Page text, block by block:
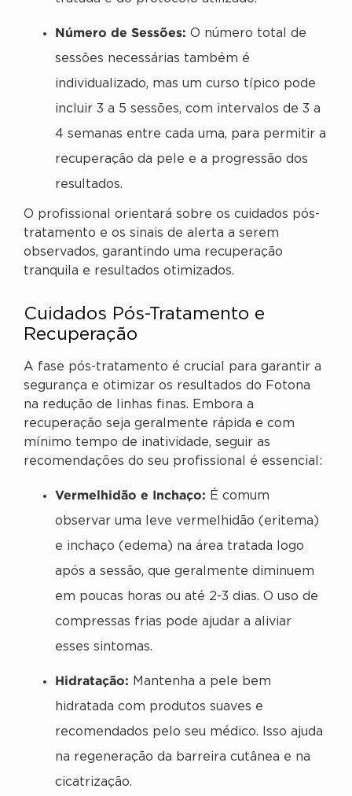
Número de Sessões: O número total de
sessões necessárias também é
individualizado, mas um curso típico pode
incluir 3 a 5 sessões, com intervalos de 3 a
4 semanas entre cada uma, para permitir a
recuperação da pele e a progressão dos
resultados.
O profissional orientará sobre os cuidados pós-
tratamento e os sinais de alerta a serem
observados, garantindo uma recuperação
tranquila e resultados otimizados.
Cuidados Pós-Tratamento e
Recuperação
A fase pós-tratamento é crucial para garantir a
segurança e otimizar os resultados do Fotona
na redução de linhas finas. Embora a
recuperação seja geralmente rápida e com
mínimo tempo de inatividade, seguir as
recomendações do seu profissional é essencial:
Vermelhidão e Inchaço: É comum
observar uma leve vermelhidão (eritema)
e inchaço (edema) na área tratada logo
após a sessão, que geralmente diminuem
em poucas horas ou até 2-3 dias. O uso de
compressas frias pode ajudar a aliviar
esses sintomas.
Hidratação: Mantenha a pele bem
hidratada com produtos suaves e
recomendados pelo seu médico. Isso ajuda
na regeneração da barreira cutânea e na
cicatrização.